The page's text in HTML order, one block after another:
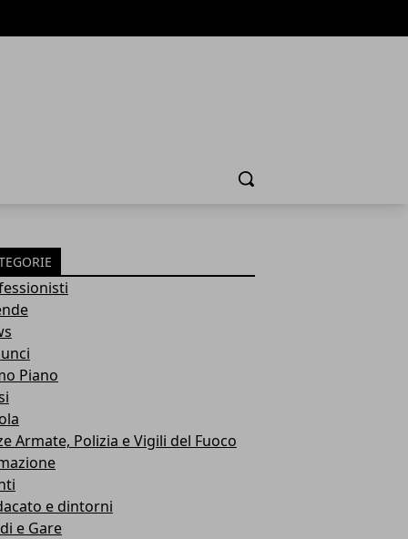
Cerca
Piano
Armate, Polizia e Vigili del Fuoco
e dintorni
e Gare